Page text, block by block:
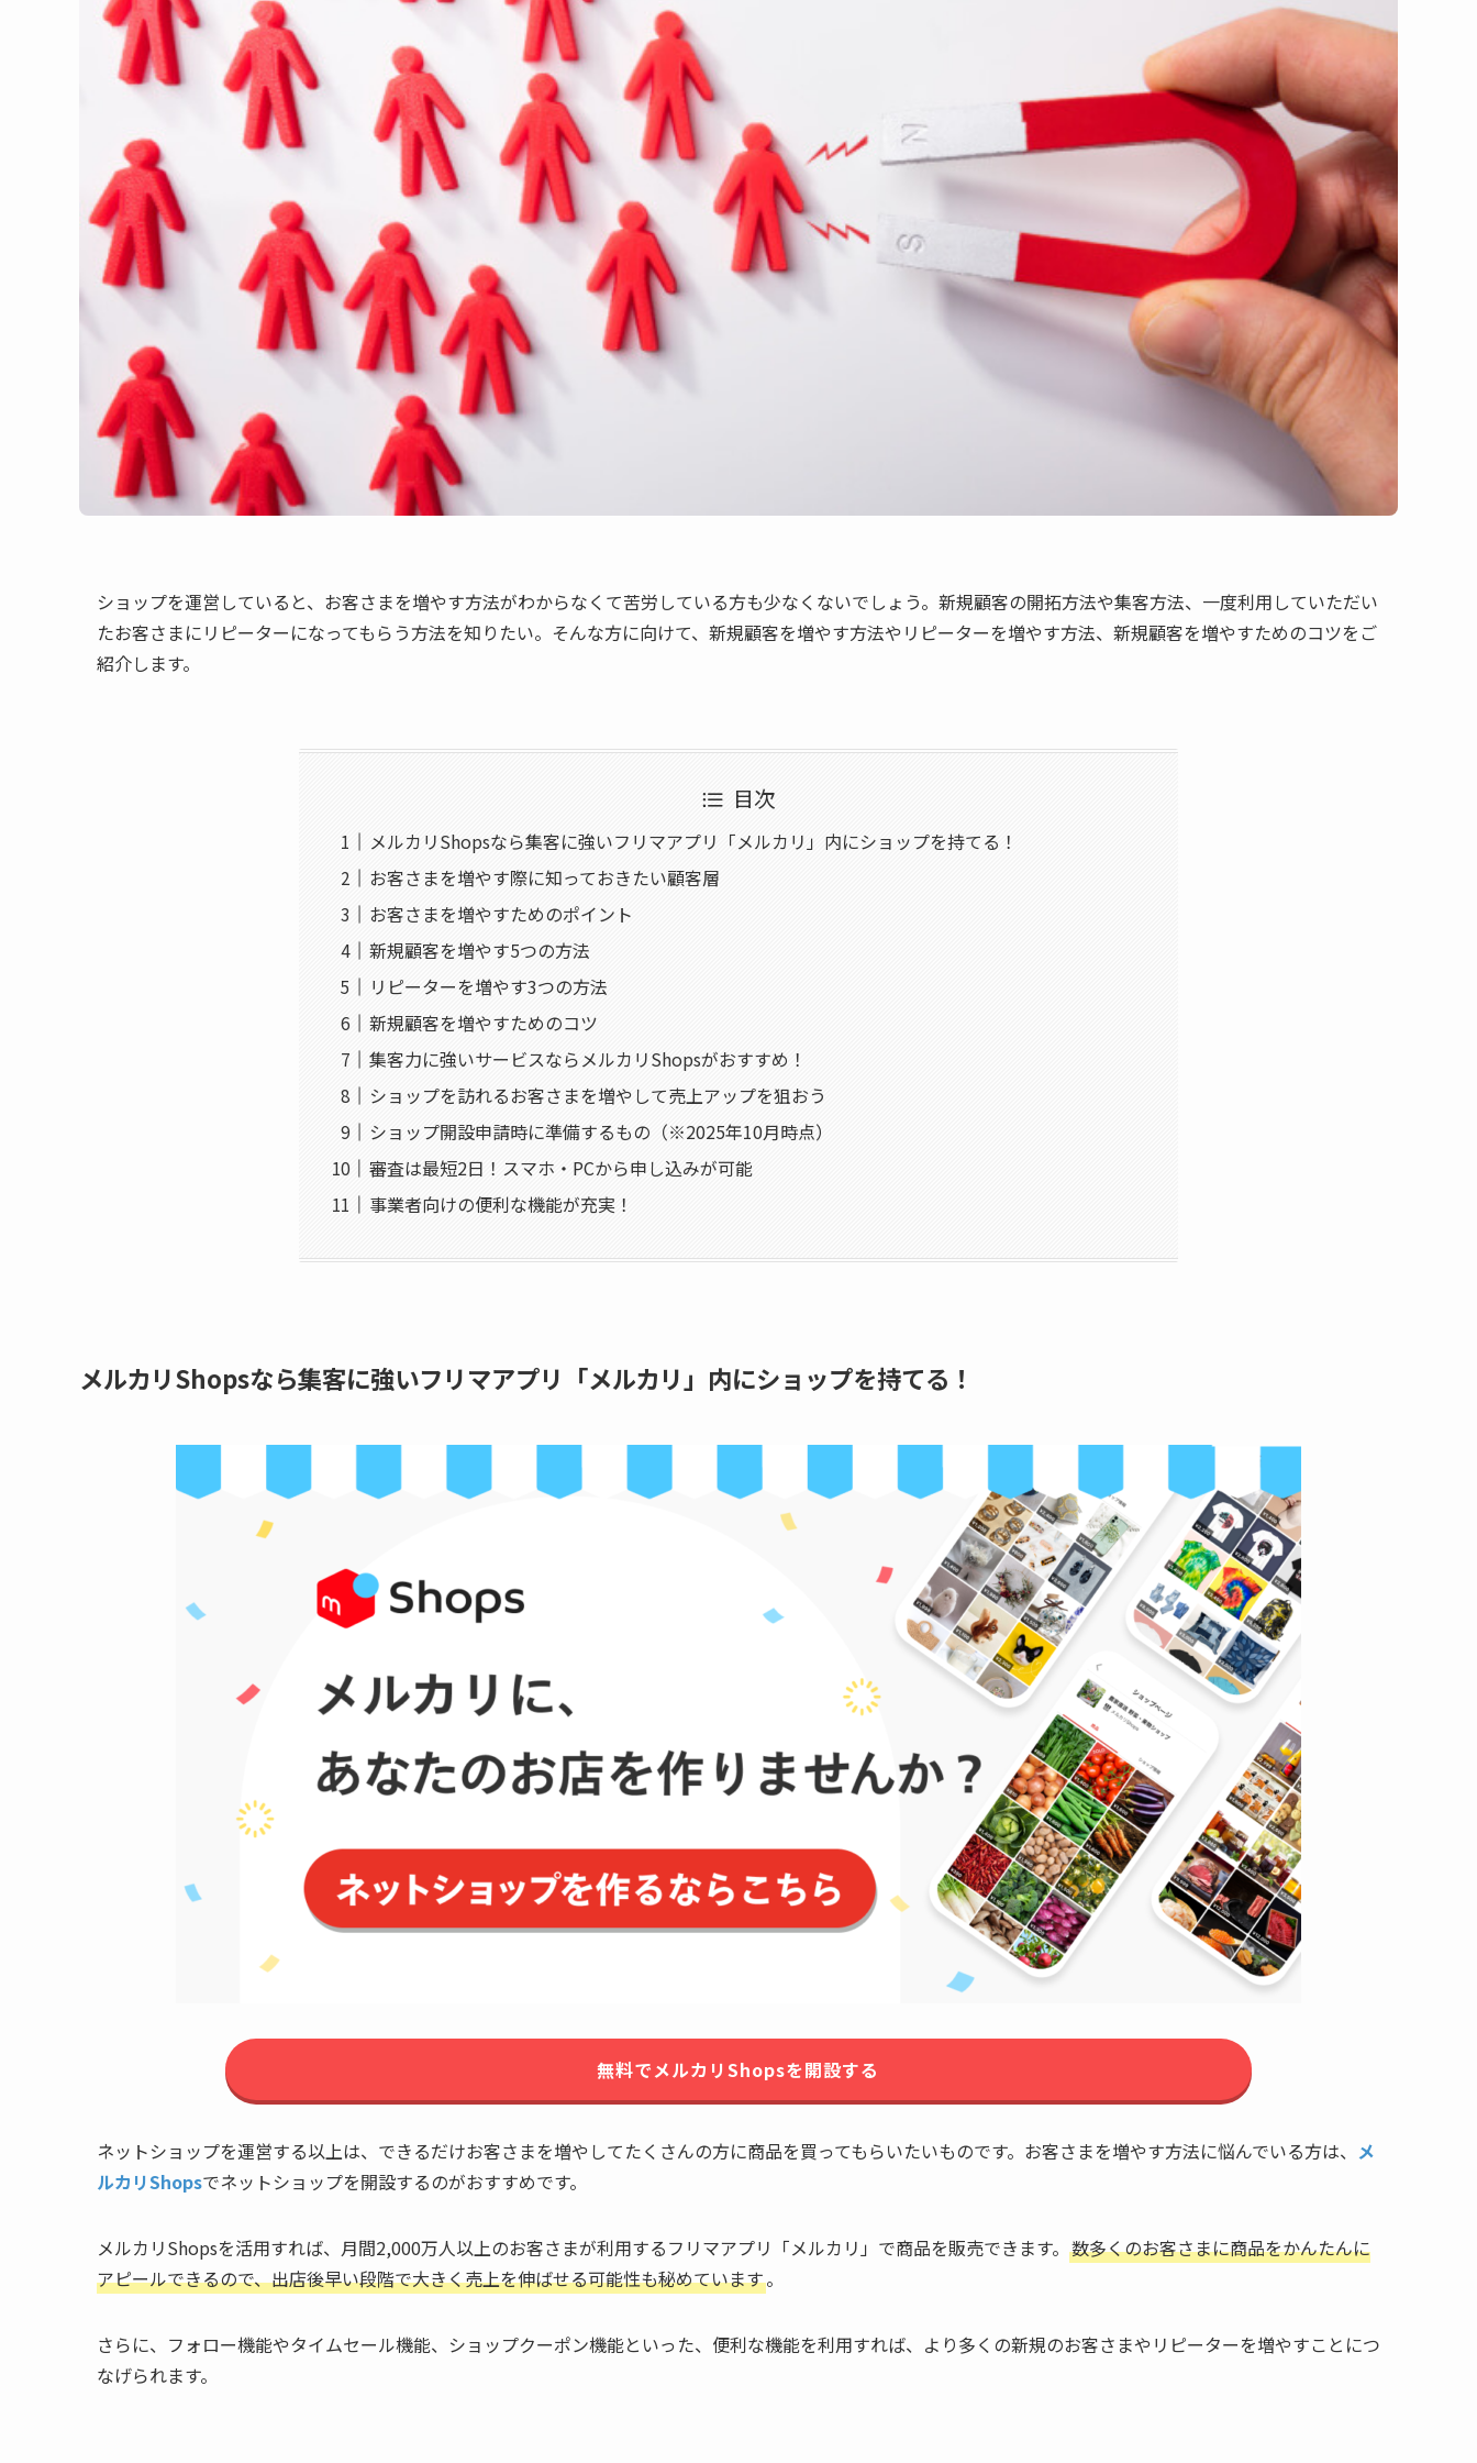
ショップを運営していると、お客さまを増やす方法がわからなくて苦労している方も少なくないでしょう。新規顧客の開拓方法や集客方法、一度利用していただい
たお客さまにリピーターになってもらう方法を知りたい。そんな方に向けて、新規顧客を増やす方法やリピーターを増やす方法、新規顧客を増やすためのコツをご
紹介します。
目次
メルカリShopsなら集客に強いフリマアプリ「メルカリ」内にショップを持てる！
お客さまを増やす際に知っておきたい顧客層
お客さまを増やすためのポイント
新規顧客を増やす5つの方法
リピーターを増やす3つの方法
新規顧客を増やすためのコツ
集客力に強いサービスならメルカリShopsがおすすめ！
ショップを訪れるお客さまを増やして売上アップを狙おう
ショップ開設申請時に準備するもの（※2025年10月時点）
審査は最短2日！スマホ・PCから申し込みが可能
事業者向けの便利な機能が充実！
メルカリShopsなら集客に強いフリマアプリ「メルカリ」内にショップを持てる！
無料でメルカリShopsを開設する
ネットショップを運営する以上は、できるだけお客さまを増やしてたくさんの方に商品を買ってもらいたいものです。お客さまを増やす方法に悩んでいる方は、 メ
ルカリShopsでネットショップを開設するのがおすすめです。
メルカリShopsを活用すれば、月間2,000万人以上のお客さまが利用するフリマアプリ「メルカリ」で商品を販売できます。 数多くのお客さまに商品をかんたんに
アピールできるので、出店後早い段階で大きく売上を伸ばせる可能性も秘めています。
さらに、フォロー機能やタイムセール機能、ショップクーポン機能といった、便利な機能を利用すれば、より多くの新規のお客さまやリピーターを増やすことにつ
なげられます。